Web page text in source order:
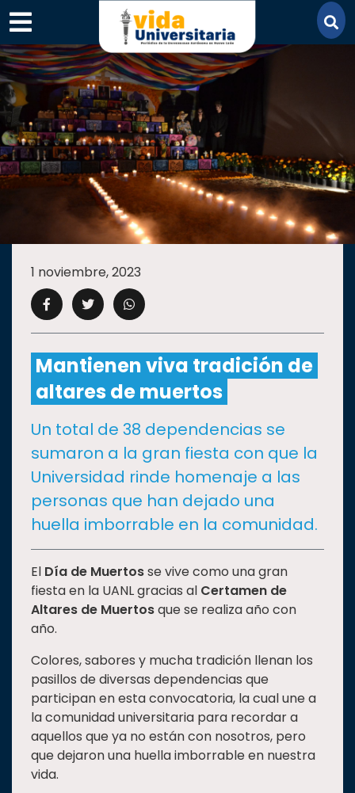
×
ACADEMIA
CAMPUS UANL
CULTURA
DEPORTES
I+D+IEXPERTOS
SALUD
SUSTENTABILIDAD
Oferta
educativa
Estudiantes
Rectoría
Investigación
1 noviembre, 2023
Mantienen viva tradición de
altares de muertos
Un total de 38 dependencias se
sumaron a la gran fiesta con que la
Universidad rinde homenaje a las
personas que han dejado una
huella imborrable en la comunidad.
El Día de Muertosse vive como una gran
fiesta en la UANL gracias al Certamen de
Altares de Muertosque se realiza año con
año.
Colores, sabores y mucha tradición llenan los
pasillos de diversas dependencias que
participan en esta convocatoria, la cual une a
la comunidad universitaria para recordar a
aquellos que ya no están con nosotros, pero
que dejaron una huella imborrable en nuestra
vida.